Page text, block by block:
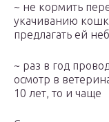
~ не кормить
укачиванию
предлагать ей
~ раз в год
осмотр в
10 лет, то и чаще